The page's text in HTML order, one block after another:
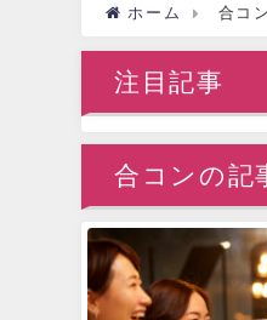
ホーム 合コン
注目記事
合コンの記